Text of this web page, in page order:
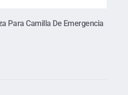
Para Camilla De Emergencia